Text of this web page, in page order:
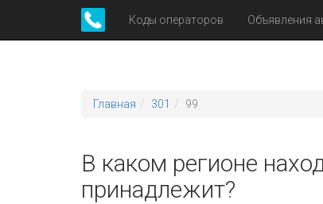
Коды операторов Объявления
Главная 301 99
В каком регионе
принадлежит?